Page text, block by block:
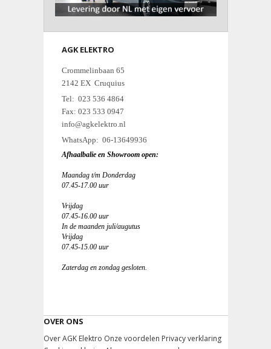
AGK ELEKTRO
Crommelinbaan 65
2142 EX Cruquius
Tel: 023 536 4864
Fax: 023 533 0947
info@agkelektro.nl
WhatsApp: 06-13649936
Afhaalbalie en Showroom open:
Maandag t/m Donderdag
07.45-17.00 uur
Vrijdag
07.45-16.00 uur
In de maanden juli/augutus
Vrijdag
07.45-15.00 uur
Zaterdag en zondag gesloten.
OVER ONS
Over AGK Elektro Onze voordelen Privacy verklaring